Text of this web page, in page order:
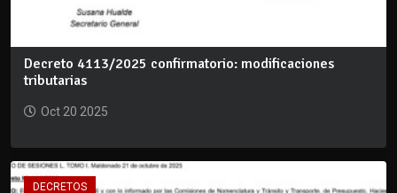
Decreto 4113/2025 confirmatorio: modificaciones
tributarias
Oct 20 2025
DECRETOS